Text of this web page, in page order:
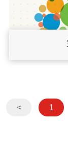
< 1